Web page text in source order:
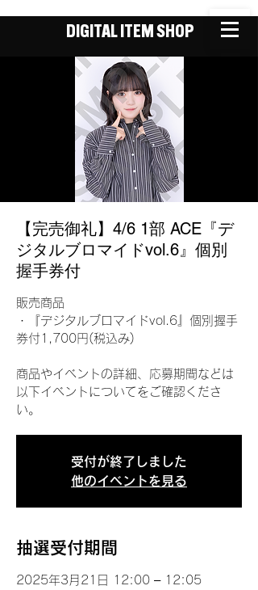
DIGITAL ITEM SHOP
【完売御礼】4/6 1部 ACE『デ
ジタルブロマイドvol.6』個別
握手券付
販売商品
・『デジタルブロマイドvol.6』個別握手
券付1,700円(税込み)
商品やイベントの詳細、応募期間などは
以下イベントについてをご確認くださ
い。
受付が終了しました
他のイベントを見る
抽選受付期間
2025年3月21日 12:00 – 12:05